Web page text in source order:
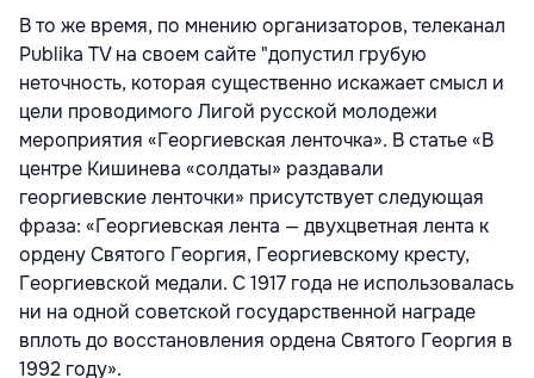
В то же время, по мнению организаторов, телеканал
Publika TV на своем сайте "допустил грубую
неточность, которая существенно искажает смысл и
цели проводимого Лигой русской молодежи
мероприятия «Георгиевская ленточка». В статье «В
центре Кишинева «солдаты» раздавали
георгиевские ленточки» присутствует следующая
фраза: «Георгиевская лента — двухцветная лента к
ордену Святого Георгия, Георгиевскому кресту,
Георгиевской медали. C 1917 года не использовалась
ни на одной советской государственной награде
вплоть до восстановления ордена Святого Георгия в
1992 году».